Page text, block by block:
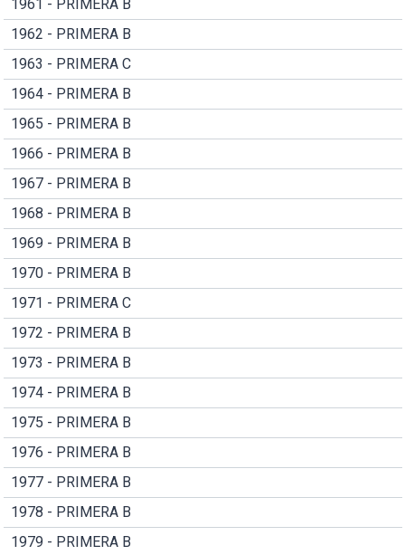
1961 - PRIMERA B
1962 - PRIMERA B
1963 - PRIMERA C
1964 - PRIMERA B
1965 - PRIMERA B
1966 - PRIMERA B
1967 - PRIMERA B
1968 - PRIMERA B
1969 - PRIMERA B
1970 - PRIMERA B
1971 - PRIMERA C
1972 - PRIMERA B
1973 - PRIMERA B
1974 - PRIMERA B
1975 - PRIMERA B
1976 - PRIMERA B
1977 - PRIMERA B
1978 - PRIMERA B
1979 - PRIMERA B